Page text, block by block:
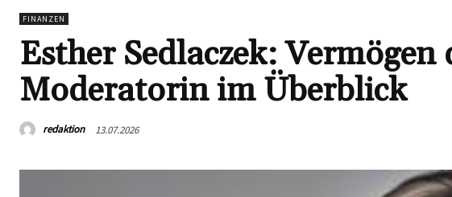
FINANZEN
Esther Sedlaczek:
Moderatorin im Überblick
redaktion 13.07.2026